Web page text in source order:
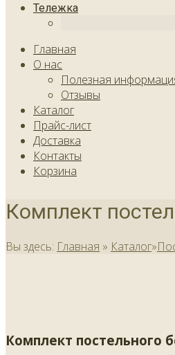
Тележка
Главная
О нас
Полезная
Отзывы
Каталог
Прайс-лист
Доставка
Контакты
Корзина
Комплект
Вы здесь: Главная » Каталог»
Комплект постельного